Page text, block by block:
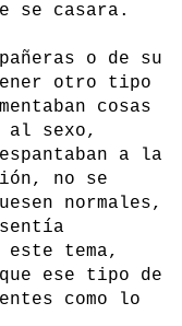
se casara.
o de su
otro tipo
cosas
al sexo,
a la
no se
normales,
este tema,
ese tipo de
como lo